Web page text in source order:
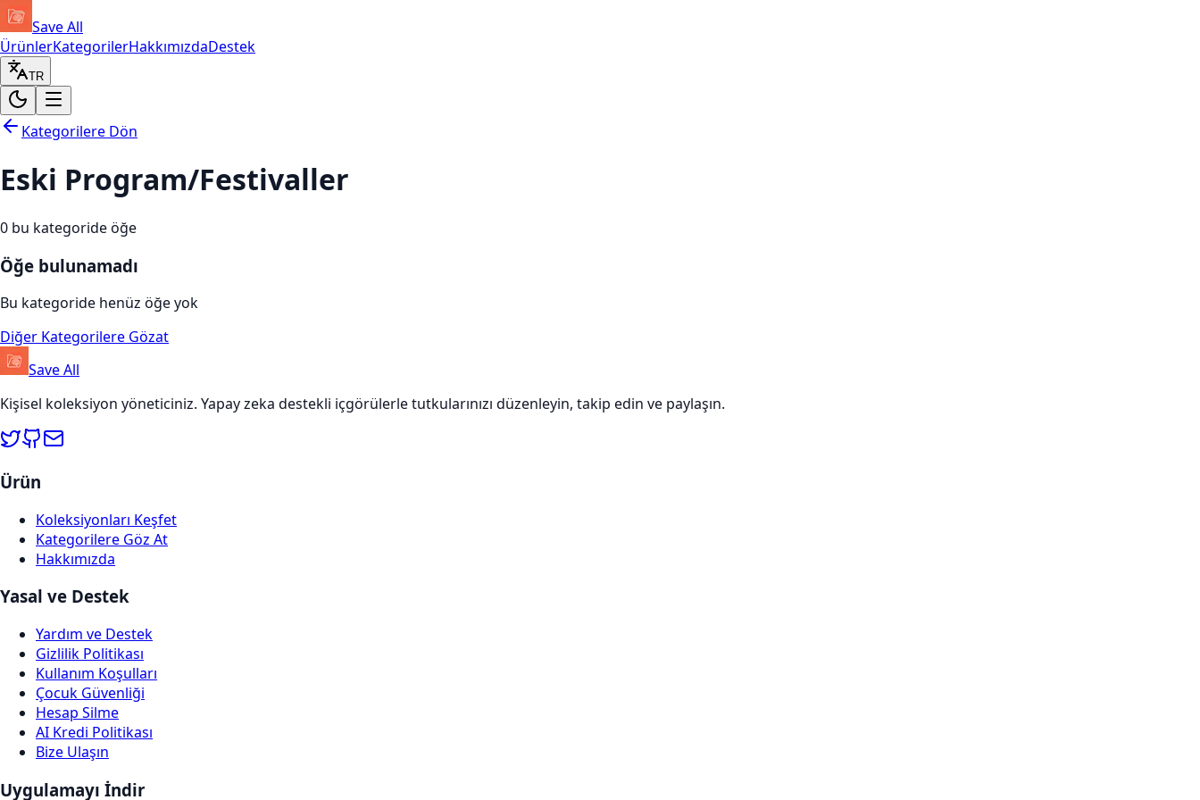
Save All
ÜrünlerKategorilerHakkımızdaDestek
TR
Kategorilere Dön
Eski Program/Festivaller
0 bu kategoride öğe
Öğe bulunamadı
Bu kategoride henüz öğe yok
Diğer Kategorilere Gözat
Save All
Kişisel koleksiyon yöneticiniz. Yapay zeka destekli içgörülerle tutkularınızı düzenleyin, takip edin ve paylaşın.
Ürün
Koleksiyonları Keşfet
Kategorilere Göz At
Hakkımızda
Yasal ve Destek
Yardım ve Destek
Gizlilik Politikası
Kullanım Koşulları
Çocuk Güvenliği
Hesap Silme
AI Kredi Politikası
Bize Ulaşın
Uygulamayı İndir